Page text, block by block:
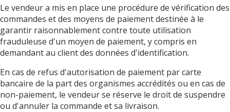
Le vendeur a mis en place une procédure de vérification des
commandes et des moyens de paiement destinée à le
garantir raisonnablement contre toute utilisation
frauduleuse d'un moyen de paiement, y compris en
demandant au client des données d'identification.
En cas de refus d'autorisation de paiement par carte
bancaire de la part des organismes accrédités ou en cas de
non-paiement, le vendeur se réserve le droit de suspendre
ou d'annuler la commande et sa livraison.